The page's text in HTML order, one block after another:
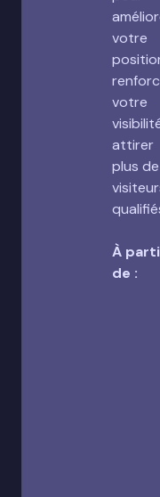
votre
votre
attirer
plus de
À
de :